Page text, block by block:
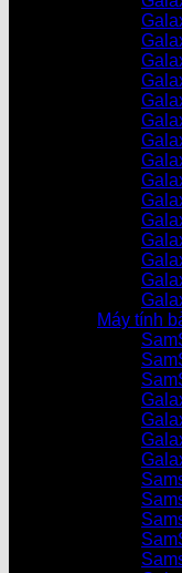
Máy tính